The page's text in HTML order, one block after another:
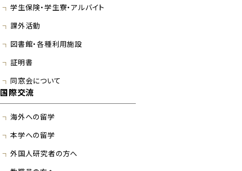
学生保険・学生寮・アルバイト
課外活動
図書館・各種利用施設
証明書
同窓会について
国際交流
海外への留学
本学への留学
外国人研究者の方へ